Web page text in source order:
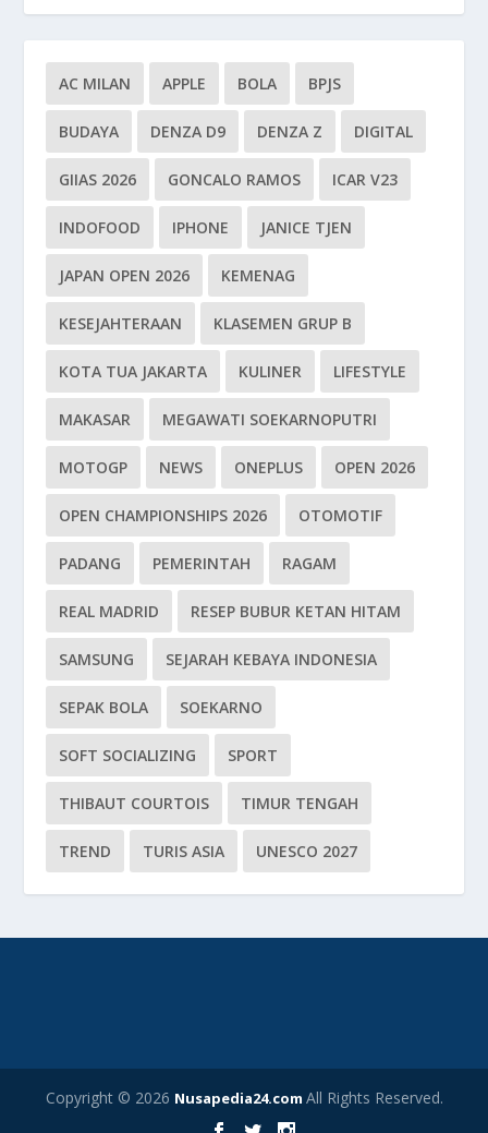
AC MILAN APPLE BOLA BPJS
BUDAYA DENZA D9 DENZA Z DIGITAL
GIIAS 2026 GONCALO RAMOS ICAR V23
INDOFOOD IPHONE JANICE TJEN
JAPAN OPEN 2026 KEMENAG
KESEJAHTERAAN KLASEMEN GRUP B
KOTA TUA JAKARTA KULINER LIFESTYLE
MAKASAR MEGAWATI SOEKARNOPUTRI
MOTOGP NEWS ONEPLUS OPEN 2026
OPEN CHAMPIONSHIPS 2026 OTOMOTIF
PADANG PEMERINTAH RAGAM
REAL MADRID RESEP BUBUR KETAN HITAM
SAMSUNG SEJARAH KEBAYA INDONESIA
SEPAK BOLA SOEKARNO
SOFT SOCIALIZING SPORT
THIBAUT COURTOIS TIMUR TENGAH
TREND TURIS ASIA UNESCO 2027
Copyright © 2026 Nusapedia24.com All Rights Reserved.